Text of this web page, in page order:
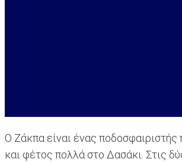
Ο Ζάκπα είναι ένας ποδοσφαιριστής
και φέτος πολλά στο Δασάκι. Στις